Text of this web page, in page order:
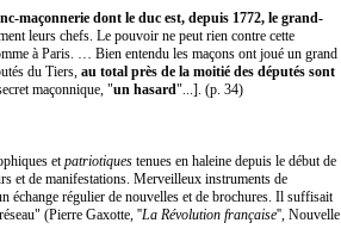
maçonnerie dont le duc est, depuis 1772, le grand-
leurs chefs. Le pouvoir ne peut rien contre cette
à Paris. … Bien entendu les maçons ont joué un grand
du Tiers,au total près de la moitié des députés sont
maçonnique, "un hasard"...]. (p. 34)
etpatriotiques tenues en haleine depuis le début de
et de manifestations. Merveilleux instruments de
échange régulier de nouvelles et de brochures. Il suffisait
(Pierre Gaxotte, ''La Révolution française'', Nouvelle